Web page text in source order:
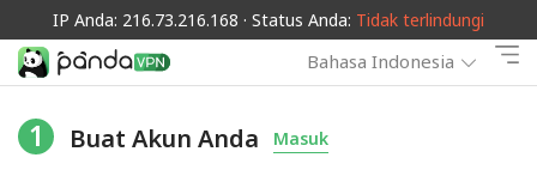
IP Anda: 216.73.216.168 · Status Anda: Tidak terlindungi
Bahasa Indonesia
1 Buat Akun Anda Masuk